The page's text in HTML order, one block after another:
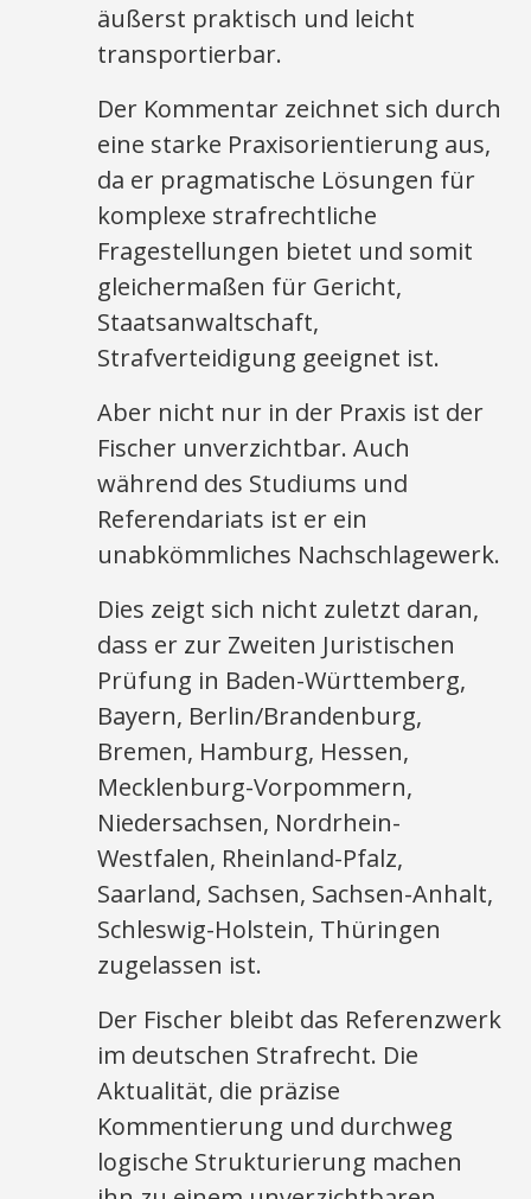
äußerst praktisch und leicht
transportierbar.
Der Kommentar zeichnet sich durch
eine starke Praxisorientierung aus,
da er pragmatische Lösungen für
komplexe strafrechtliche
Fragestellungen bietet und somit
gleichermaßen für Gericht,
Staatsanwaltschaft,
Strafverteidigung geeignet ist.
Aber nicht nur in der Praxis ist der
Fischer unverzichtbar. Auch
während des Studiums und
Referendariats ist er ein
unabkömmliches Nachschlagewerk.
Dies zeigt sich nicht zuletzt daran,
dass er zur Zweiten Juristischen
Prüfung in Baden-Württemberg,
Bayern, Berlin/Brandenburg,
Bremen, Hamburg, Hessen,
Mecklenburg-Vorpommern,
Niedersachsen, Nordrhein-
Westfalen, Rheinland-Pfalz,
Saarland, Sachsen, Sachsen-Anhalt,
Schleswig-Holstein, Thüringen
zugelassen ist.
Der Fischer bleibt das Referenzwerk
im deutschen Strafrecht. Die
Aktualität, die präzise
Kommentierung und durchweg
logische Strukturierung machen